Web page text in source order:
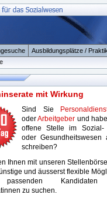
Ausbildungsplätze /
mit Wirkung
Sind Sie
oderArbeitgeber und
offene Stelle im
oder Gesundheitswesen
schreiben?
Ihnen mit unseren
und äusserst flexible
zu suchen.